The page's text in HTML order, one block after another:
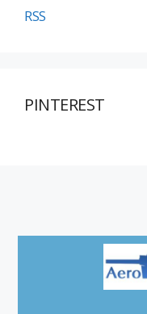
RSS
PINTEREST